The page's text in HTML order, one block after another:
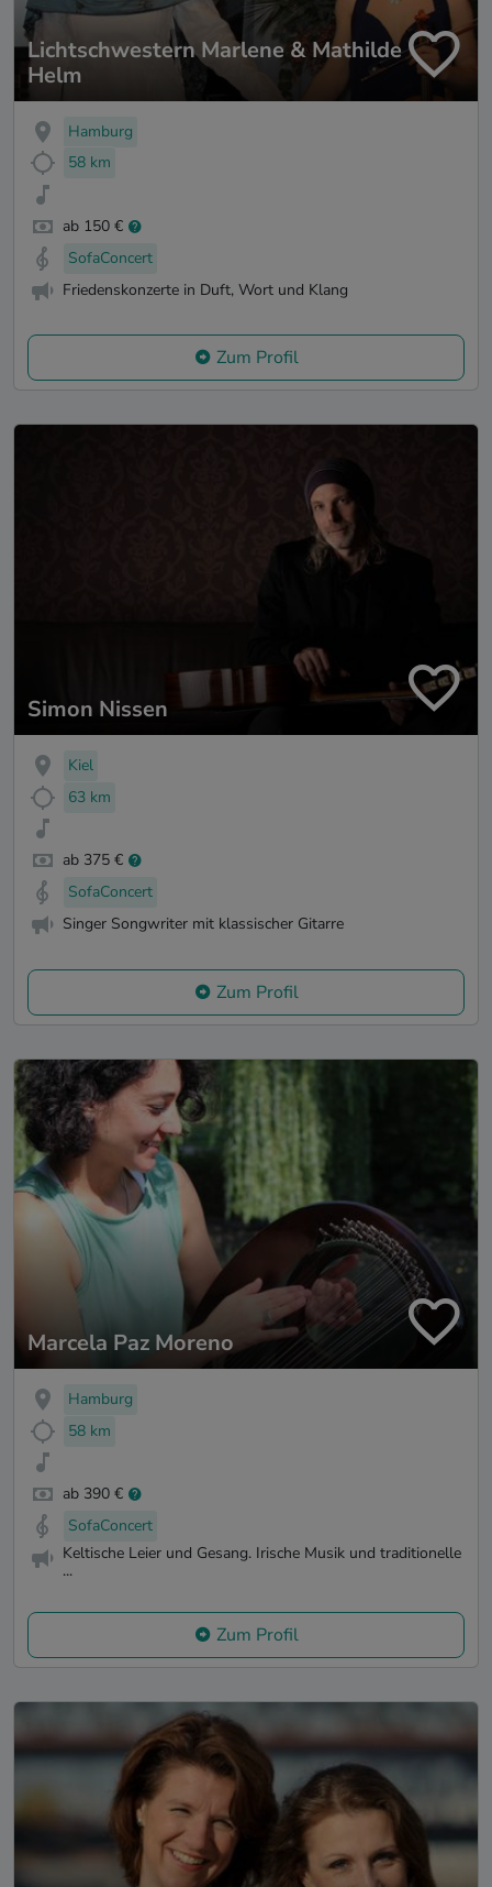
Lichtschwestern Marlene & Mathilde
Helm
Hamburg
58 km
ab 150 €
SofaConcert
Friedenskonzerte in Duft, Wort und Klang
Zum Profil
Simon Nissen
Kiel
63 km
ab 375 €
SofaConcert
Singer Songwriter mit klassischer Gitarre
Zum Profil
Marcela Paz Moreno
Hamburg
58 km
ab 390 €
SofaConcert
Keltische Leier und Gesang. Irische Musik und traditionelle
...
Zum Profil